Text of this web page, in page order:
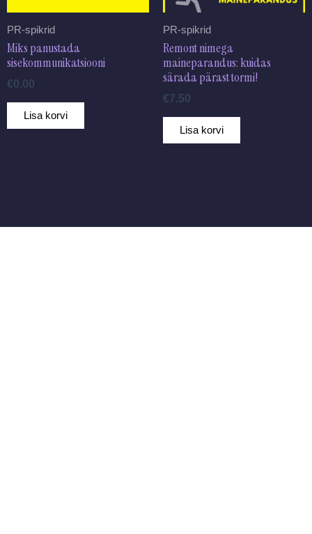
PR-spikrid
Miks panustada
sisekommunikatsiooni
€0.00
Lisa korvi
PR-spikrid
Remont nimega
maineparandus: kuidas
särada pärast tormi!
€7.50
Lisa korvi